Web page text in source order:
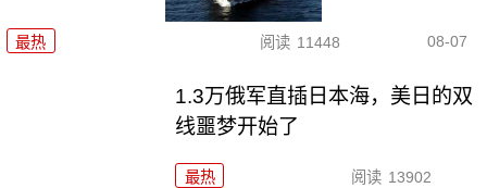
最热 阅读 11448 08-07
1.3万俄军直插日本海，美日的双
线噩梦开始了
最热 阅读 13902